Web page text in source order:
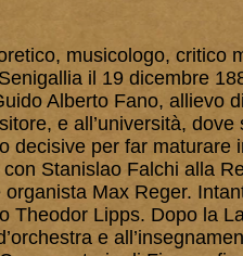
musicologo, critico
il 19 dicembre
Alberto Fano, allievo
e all’università,
decisive per far maturare
Stanislao Falchi alla
Max Reger.
Theodor Lipps. Dopo la
e